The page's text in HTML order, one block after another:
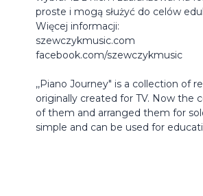
proste i mogą służyć do celów
Więcej informacji:
szewczykmusic.com
facebook.com/szewczykmusic
,,Piano Journey" is a collection of
originally created for TV. Now the
of them and arranged them for
simple and can be used for